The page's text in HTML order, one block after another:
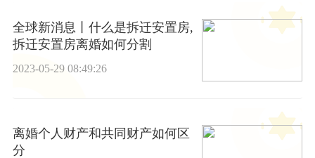
全球新消息丨什么是拆迁安置房,
拆迁安置房离婚如何分割
2023-05-29 08:49:26
离婚个人财产和共同财产如何区
分